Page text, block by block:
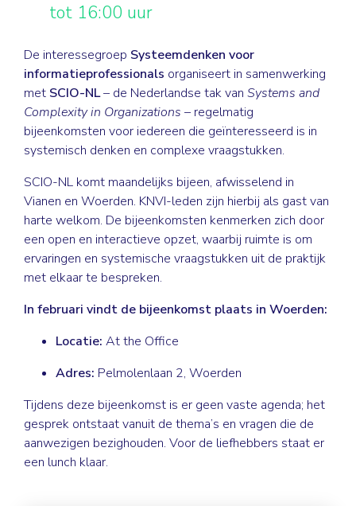
tot 16:00 uur
De interessegroep Systeemdenken voor
informatieprofessionals organiseert in samenwerking
met SCIO-NL– de Nederlandse tak van Systems and
Complexity in Organizations – regelmatig
bijeenkomsten voor iedereen die geïnteresseerd is in
systemisch denken en complexe vraagstukken.
SCIO-NL komt maandelijks bijeen, afwisselend in
Vianen en Woerden. KNVI-leden zijn hierbij als gast van
harte welkom. De bijeenkomsten kenmerken zich door
een open en interactieve opzet, waarbij ruimte is om
ervaringen en systemische vraagstukken uit de praktijk
met elkaar te bespreken.
In februari vindt de bijeenkomst plaats in Woerden:
Locatie: At the Office
Adres: Pelmolenlaan 2, Woerden
Tijdens deze bijeenkomst is er geen vaste agenda; het
gesprek ontstaat vanuit de thema’s en vragen die de
aanwezigen bezighouden. Voor de liefhebbers staat er
een lunch klaar.